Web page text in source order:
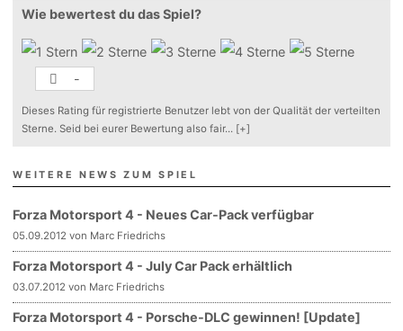
Wie bewertest du das Spiel?
-
Dieses Rating für registrierte Benutzer lebt von der Qualität der verteilten
Sterne. Seid bei eurer Bewertung also fair... [+]
WEITERE NEWS ZUM SPIEL
Forza Motorsport 4 - Neues Car-Pack verfügbar
05.09.2012 von Marc Friedrichs
Forza Motorsport 4 - July Car Pack erhältlich
03.07.2012 von Marc Friedrichs
Forza Motorsport 4 - Porsche-DLC gewinnen! [Update]